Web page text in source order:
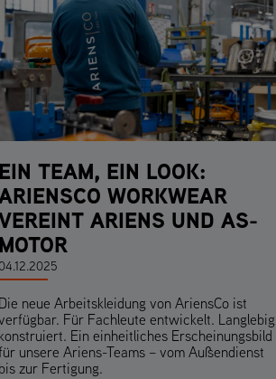
EIN TEAM, EIN LOOK:
WORKWEAR
ARIENS UND AS-
MOTOR
Die neue Arbeitskleidung von AriensCo ist
Für Fachleute entwickelt. Langlebig
konstruiert. Ein einheitliches Erscheinungsbild
für unsere Ariens-Teams – vom Außendienst
bis zur Fertigung.